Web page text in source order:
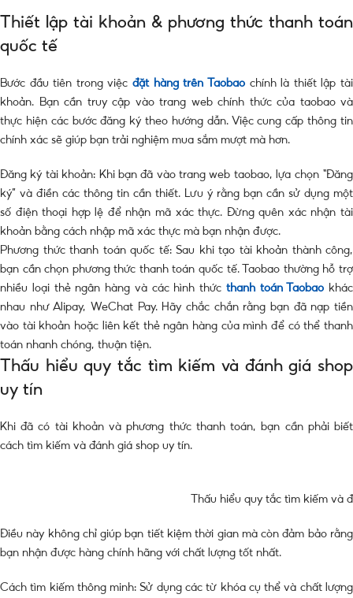
Thiết lập tài khoản & phương thức thanh toán
quốc tế
Bước đầu tiên trong việcđặt hàng trên Taobaochính là thiết lập tài
khoản. Bạn cần truy cập vào trang web chính thức của taobao và
thực hiện các bước đăng ký theo hướng dẫn. Việc cung cấp thông tin
chính xác sẽ giúp bạn trải nghiệm mua sắm mượt mà hơn.
Đăng ký tài khoản: Khi bạn đã vào trang web taobao, lựa chọn “Đăng
ký” và điền các thông tin cần thiết. Lưu ý rằng bạn cần sử dụng một
số điện thoại hợp lệ để nhận mã xác thực. Đừng quên xác nhận tài
khoản bằng cách nhập mã xác thực mà bạn nhận được.
Phương thức thanh toán quốc tế: Sau khi tạo tài khoản thành công,
bạn cần chọn phương thức thanh toán quốc tế. Taobao thường hỗ trợ
nhiều loại thẻ ngân hàng và các hình thức thanh toán Taobao khác
nhau như Alipay, WeChat Pay. Hãy chắc chắn rằng bạn đã nạp tiền
vào tài khoản hoặc liên kết thẻ ngân hàng của mình để có thể thanh
toán nhanh chóng, thuận tiện.
Thấu hiểu quy tắc tìm kiếm và đánh giá shop
uy tín
Khi đã có tài khoản và phương thức thanh toán, bạn cần phải biết
cách tìm kiếm và đánh giá shop uy tín.
Thấu hiểu quy tắc tìm kiếm và
Điều này không chỉ giúp bạn tiết kiệm thời gian mà còn đảm bảo rằng
bạn nhận được hàng chính hãng với chất lượng tốt nhất.
Cách tìm kiếm thông minh: Sử dụng các từ khóa cụ thể và chất lượng